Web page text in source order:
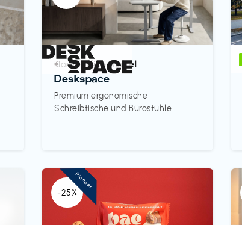
Homeoffice Möbel
Deskspace
Premium ergonomische
Schreibtische und Bürostühle
€‎
-25%
Pioneer